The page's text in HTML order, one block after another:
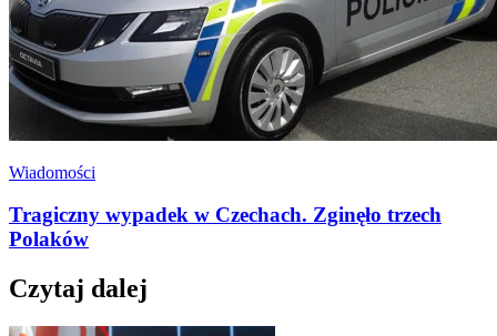
Wiadomości
Tragiczny wypadek w Czechach. Zginęło trzech
Polaków
Czytaj dalej